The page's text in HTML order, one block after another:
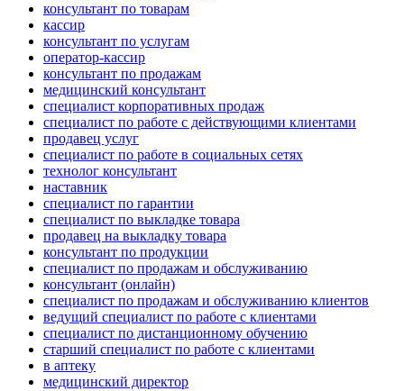
консультант по товарам
кассир
консультант по услугам
оператор-кассир
консультант по продажам
медицинский консультант
специалист корпоративных продаж
специалист по работе с действующими клиентами
продавец услуг
специалист по работе в социальных сетях
технолог консультант
наставник
специалист по гарантии
специалист по выкладке товара
продавец на выкладку товара
консультант по продукции
специалист по продажам и обслуживанию
консультант (онлайн)
специалист по продажам и обслуживанию клиентов
ведущий специалист по работе с клиентами
специалист по дистанционному обучению
старший специалист по работе с клиентами
в аптеку
медицинский директор